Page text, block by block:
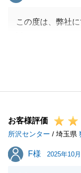
この度は、弊社
やかなご対応、
ご家族の皆様で
今後も不動産売
らお気軽にご連絡
お客様評価
所沢センター / 埼玉県
F様
F様 2025年10